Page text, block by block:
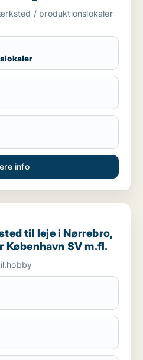
m.fl.
/ produktionslokaler
info
i Nørrebro, København NV
til leje i Nørrebro,
København SV m.fl.